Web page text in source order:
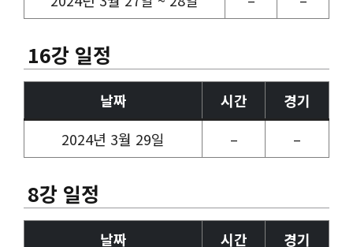
16강 일정
날짜 시간
경기
2024년 3월 29일
– –
8강 일정
날짜 시간
경기